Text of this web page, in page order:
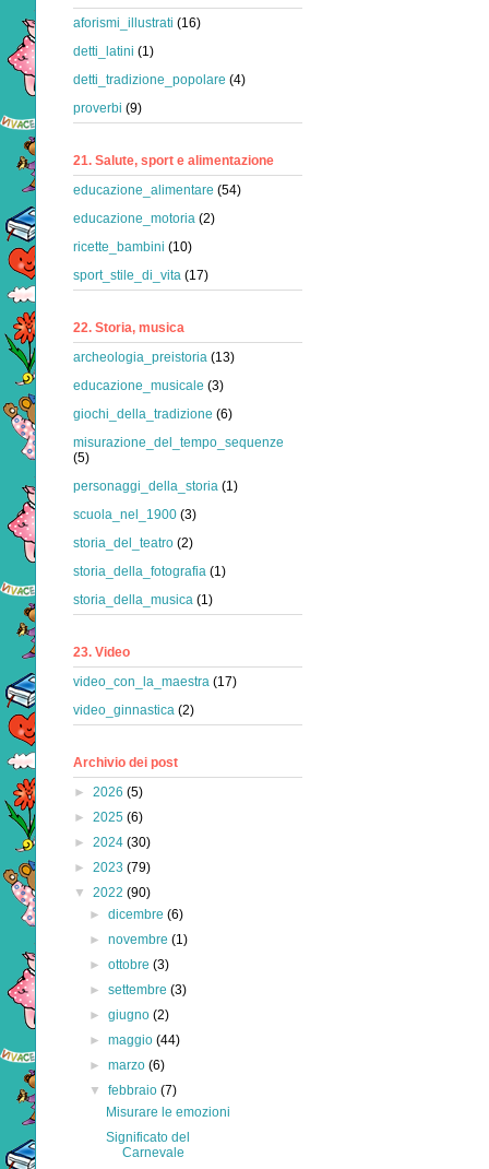
aforismi_illustrati (16)
detti_latini (1)
detti_tradizione_popolare (4)
proverbi (9)
21. Salute, sport e alimentazione
educazione_alimentare (54)
educazione_motoria (2)
ricette_bambini (10)
sport_stile_di_vita (17)
22. Storia, musica
archeologia_preistoria (13)
educazione_musicale (3)
giochi_della_tradizione (6)
misurazione_del_tempo_sequenze
(5)
personaggi_della_storia (1)
scuola_nel_1900 (3)
storia_del_teatro (2)
storia_della_fotografia (1)
storia_della_musica (1)
23. Video
video_con_la_maestra (17)
video_ginnastica (2)
Archivio dei post
► 2026 (5)
► 2025 (6)
► 2024 (30)
► 2023 (79)
▼ 2022 (90)
►dicembre(6)
►novembre(1)
►ottobre(3)
►settembre(3)
►giugno(2)
►maggio(44)
►marzo(6)
▼febbraio(7)
Misurare le emozioni
Significato del
Carnevale